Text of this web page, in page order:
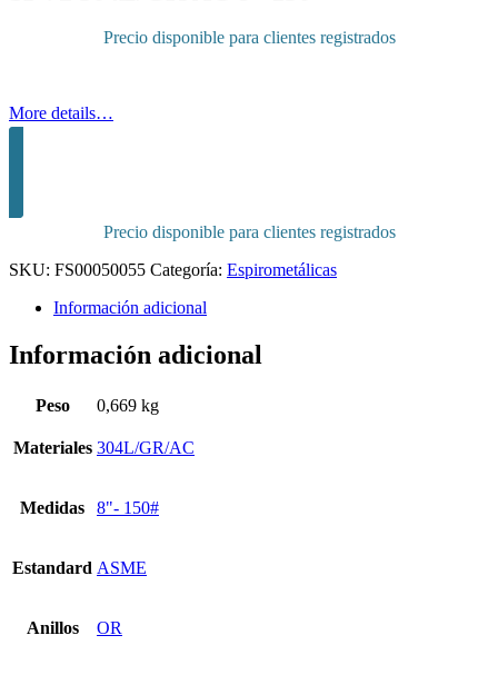
Precio disponible para clientes registrados
More details…
Precio disponible para clientes registrados
SKU: FS00050055 Categoría: Espirometálicas
Información adicional
Información adicional
Peso 0,669 kg
Materiales 304L/GR/AC
Medidas 8"- 150#
Estandard ASME
Anillos OR